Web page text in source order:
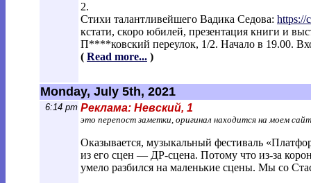
2.
Стихи талантливейшего Вадика Седова: https://
кстати, скоро юбилей, презентация книги и
П****ковский переулок, 1/2. Начало в 19.00.
( Read more... )
Monday, July 5th, 2021
6:14 pm Реклама: Невский, 1
это перепост заметки, оригинал находится на моем
Оказывается, музыкальный фестиваль
из его сцен — ДР-сцена. Потому что из-за
умело разбился на маленькие сцены. Мы со